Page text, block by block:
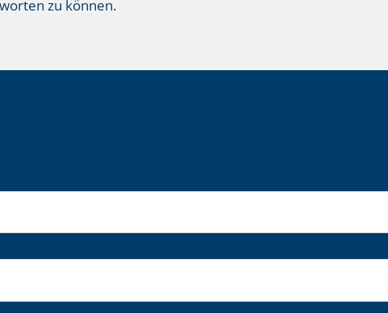
zu können.